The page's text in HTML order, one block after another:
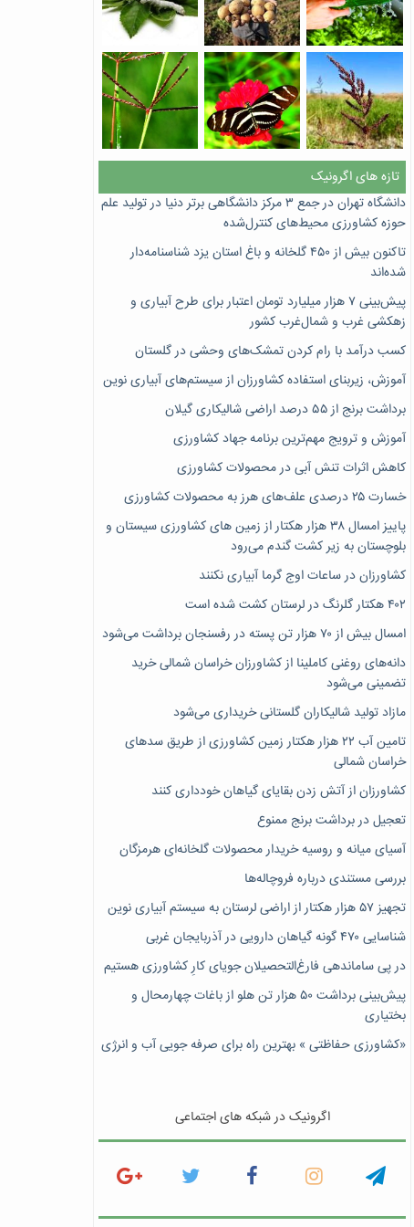
تازه های اگرونیک
دانشگاه تهران در جمع ۳ مرکز دانشگاهی برتر دنیا در تولید علم
حوزه کشاورزی محیط‌های کنترل‌شده
تاکنون بیش از ۴۵۰ گلخانه و باغ استان یزد شناسنامه‌دار
شده‌اند
پیش‌بینی ۷‌ هزار میلیارد تومان اعتبار برای طرح آبیاری و
زهکشی غرب و شمال‌غرب کشور
کسب درآمد با رام کردن تمشک‌های وحشی در گلستان
آموزش، زیربنای استفاده کشاورزان از سیستم‌های آبیاری نوین
برداشت برنج از ۵۵ درصد اراضی شالیکاری گیلان
آموزش و ترویج مهم‌ترین برنامه جهاد کشاورزی
کاهش اثرات تنش آبی در محصولات کشاورزی
خسارت ۲۵ درصدی علف‌های هرز به محصولات کشاورزی
پاییز امسال ۳۸ هزار هکتار از زمین های کشاورزی سیستان و
بلوچستان به زیر کشت گندم می‌رود
کشاورزان در ساعات اوج گرما آبیاری نکنند
۴۰۲ هکتار گلرنگ در لرستان کشت شده است
امسال بیش از ۷۰ هزار تن پسته در رفسنجان برداشت می‌شود
دانه‌های روغنی کاملینا از کشاورزان خراسان شمالی خرید
تضمینی می‌شود
مازاد تولید شالیکاران گلستانی خریداری می‌شود
تامین آب ۲۲ هزار هکتار زمین کشاورزی از طریق سدهای
خراسان شمالی
کشاورزان از آتش زدن بقایای گیاهان خودداری کنند
تعجیل در برداشت برنج ممنوع
آسیای میانه و روسیه خریدار محصولات گلخانه‌ای هرمزگان
بررسی مستندی درباره فروچاله‌ها
تجهیز ۵۷ هزار هکتار از اراضی لرستان به سیستم آبیاری نوین
شناسایی ۴۷٠ گونه گیاهان دارویی در آذربایجان غربی
در پی ساماندهی فارغ‌التحصیلان جویای کارِ کشاورزی هستیم
پیش‎‌بینی برداشت ۵۰ هزار تن هلو از باغات چهارمحال و
بختیاری
«کشاورزی حفاظتی » بهترین راه برای صرفه جویی آب و انرژی
اگرونیک در شبکه های اجتماعی